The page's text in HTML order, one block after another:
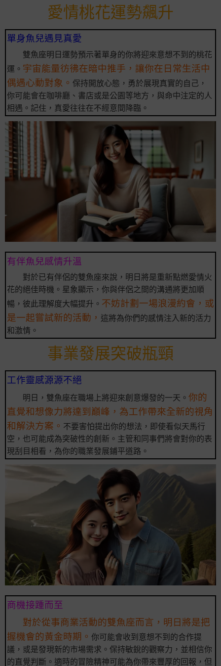
愛情桃花運勢飆升
單身魚兒遇見真愛
雙魚座明日運勢預示著單身的你將迎來意想不到的桃花
運。 宇宙能量彷彿在暗中推手，讓你在日常生活中
偶遇心動對象。 保持開放心態，勇於展現真實的自己，
你可能會在咖啡廳、書店或是公園等地方，與命中注定的人
相遇。記住，真愛往往在不經意間降臨。
有伴魚兒感情升溫
對於已有伴侶的雙魚座來說，明日將是重新點燃愛情火
花的絕佳時機。星象顯示，你與伴侶之間的溝通將更加順
暢，彼此理解度大幅提升。 不妨計劃一場浪漫約會，或
是一起嘗試新的活動， 這將為你們的感情注入新的活力
和激情。
事業發展突破瓶頸
工作靈感源源不絕
明日，雙魚座在職場上將迎來創意爆發的一天。 你的
直覺和想像力將達到巔峰，為工作帶來全新的視角
和解決方案。 不要害怕提出你的想法，即使看似天馬行
空，也可能成為突破性的創新。主管和同事們將會對你的表
現刮目相看，為你的職業發展鋪平道路。
商機接踵而至
對於從事商業活動的雙魚座而言，明日將是把
握機會的黃金時期。 你可能會收到意想不到的合作提
議，或是發現新的市場需求。保持敏銳的觀察力，並相信你
的直覺判斷。適時的冒險精神可能為你帶來豐厚的回報，但